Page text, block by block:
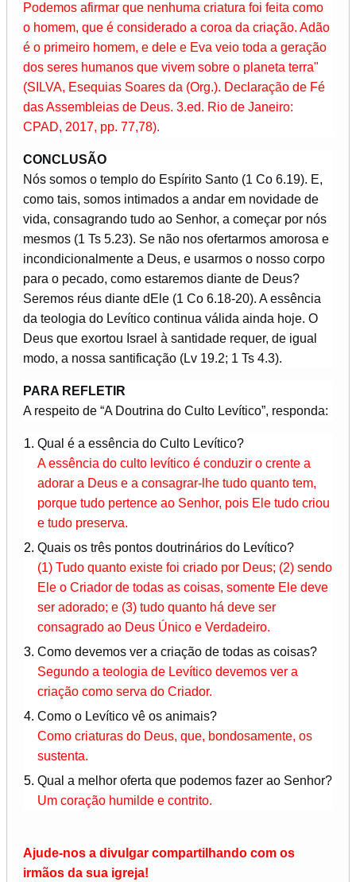
Podemos afirmar que nenhuma criatura foi feita como
o homem, que é considerado a coroa da criação. Adão
é o primeiro homem, e dele e Eva veio toda a geração
dos seres humanos que vivem sobre o planeta terra"
(SILVA, Esequias Soares da (Org.). Declaração de Fé
das Assembleias de Deus. 3.ed. Rio de Janeiro:
CPAD, 2017, pp. 77,78).
CONCLUSÃO
Nós somos o templo do Espírito Santo (1 Co 6.19). E,
como tais, somos intimados a andar em novidade de
vida, consagrando tudo ao Senhor, a começar por nós
mesmos (1 Ts 5.23). Se não nos ofertarmos amorosa e
incondicionalmente a Deus, e usarmos o nosso corpo
para o pecado, como estaremos diante de Deus?
Seremos réus diante dEle (1 Co 6.18-20). A essência
da teologia do Levítico continua válida ainda hoje. O
Deus que exortou Israel à santidade requer, de igual
modo, a nossa santificação (Lv 19.2; 1 Ts 4.3).
PARA REFLETIR
A respeito de “A Doutrina do Culto Levítico”, responda:
Qual é a essência do Culto Levítico?
A essência do culto levítico é conduzir o crente a
adorar a Deus e a consagrar-lhe tudo quanto tem,
porque tudo pertence ao Senhor, pois Ele tudo criou
e tudo preserva.
Quais os três pontos doutrinários do Levítico?
(1) Tudo quanto existe foi criado por Deus; (2) sendo
Ele o Criador de todas as coisas, somente Ele deve
ser adorado; e (3) tudo quanto há deve ser
consagrado ao Deus Único e Verdadeiro.
Como devemos ver a criação de todas as coisas?
Segundo a teologia de Levítico devemos ver a
criação como serva do Criador.
Como o Levítico vê os animais?
Como criaturas do Deus, que, bondosamente, os
sustenta.
Qual a melhor oferta que podemos fazer ao Senhor?
Um coração humilde e contrito.
Ajude-nos a divulgar compartilhando com os
irmãos da sua igreja!